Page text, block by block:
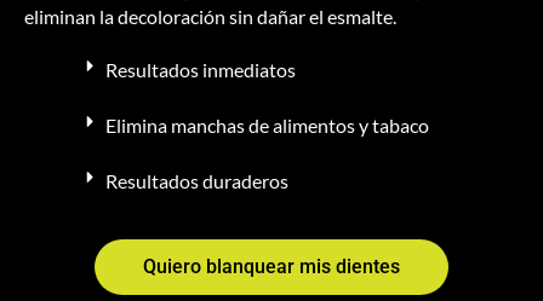
eliminan la decoloración sin dañar el esmalte.
Resultados inmediatos
Elimina manchas de alimentos y tabaco
Resultados duraderos
Quiero blanquear mis dientes